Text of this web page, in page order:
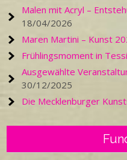
Malen mit Acryl –
18/04/2026
Maren Martini – Kunst
Frühlingsmoment in
Ausgewählte
30/12/2025
Die Mecklenburger